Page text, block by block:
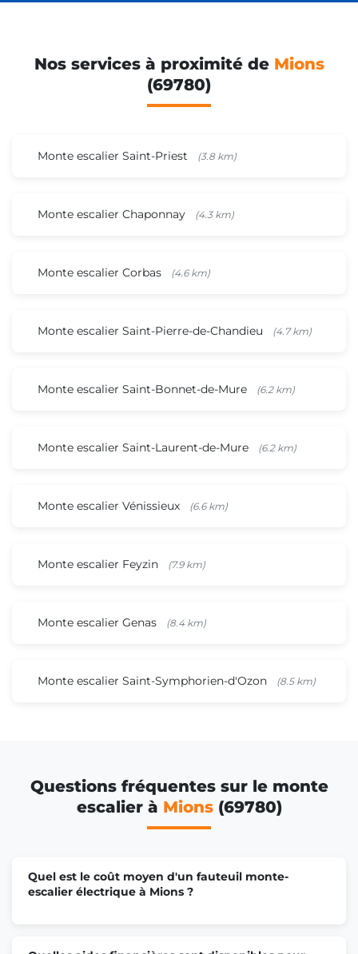
Nos services à proximité de Mions
(69780)
Monte escalier Saint-Priest (3.8 km)
Monte escalier Chaponnay (4.3 km)
Monte escalier Corbas (4.6 km)
Monte escalier Saint-Pierre-de-Chandieu (4.7 km)
Monte escalier Saint-Bonnet-de-Mure (6.2 km)
Monte escalier Saint-Laurent-de-Mure (6.2 km)
Monte escalier Vénissieux (6.6 km)
Monte escalier Feyzin (7.9 km)
Monte escalier Genas (8.4 km)
Monte escalier Saint-Symphorien-d'Ozon (8.5 km)
Questions fréquentes sur le monte
escalier à Mions(69780)
Quel est le coût moyen d'un fauteuil monte-
escalier électrique à Mions ?